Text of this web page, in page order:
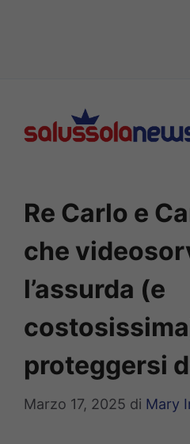
contenuto
Re Carlo e
che
l’assurda (e
proteggersi
Marzo 17, 2025 di Mary